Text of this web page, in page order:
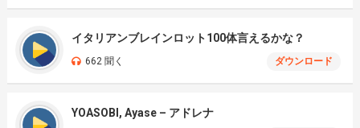
イタリアンブレインロット100体言えるかな？
662 聞く ダウンロード
YOASOBI, Ayase – アドレナ